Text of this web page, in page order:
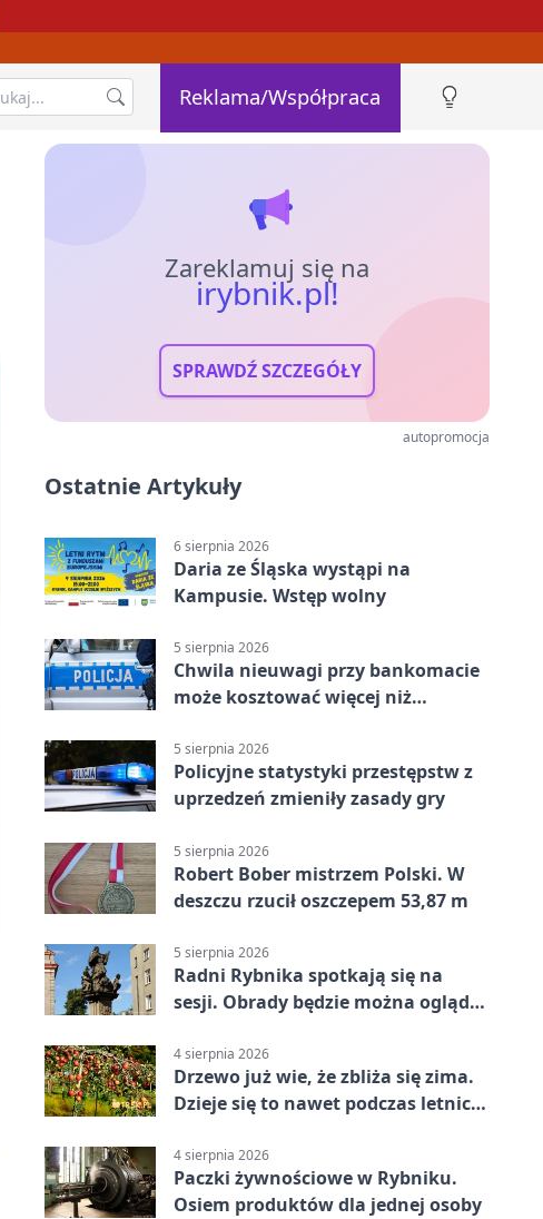
Reklama/Współpraca
Zareklamuj się na
irybnik.pl!
SPRAWDŹ SZCZEGÓŁY
autopromocja
Ostatnie Artykuły
6 sierpnia 2026
Daria ze Śląska wystąpi na
Kampusie. Wstęp wolny
5 sierpnia 2026
Chwila nieuwagi przy bankomacie
może kosztować więcej niż
5 sierpnia 2026
Policyjne statystyki przestępstw z
uprzedzeń zmieniły zasady gry
5 sierpnia 2026
Robert Bober mistrzem Polski. W
deszczu rzucił oszczepem 53,87 m
5 sierpnia 2026
Radni Rybnika spotkają się na
sesji. Obrady będzie można oglądać
4 sierpnia 2026
Drzewo już wie, że zbliża się zima.
Dzieje się to nawet podczas letnich
4 sierpnia 2026
Paczki żywnościowe w Rybniku.
Osiem produktów dla jednej osoby